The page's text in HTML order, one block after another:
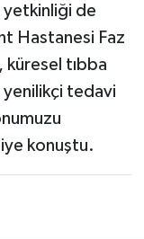
yetkinliği de
Hastanesi Faz
küresel tıbba
yenilikçi tedavi
konuştu.